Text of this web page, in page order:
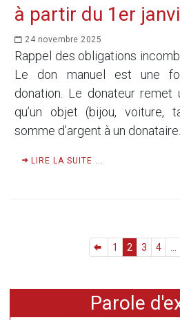
à partir du 1er
24 novembre 2025
Rappel des obligations
Le don manuel est une
donation. Le donateur remet
qu’un objet (bijou, voiture,
somme d’argent à un
LIRE LA SUITE ...
1 2 3 4
Parole